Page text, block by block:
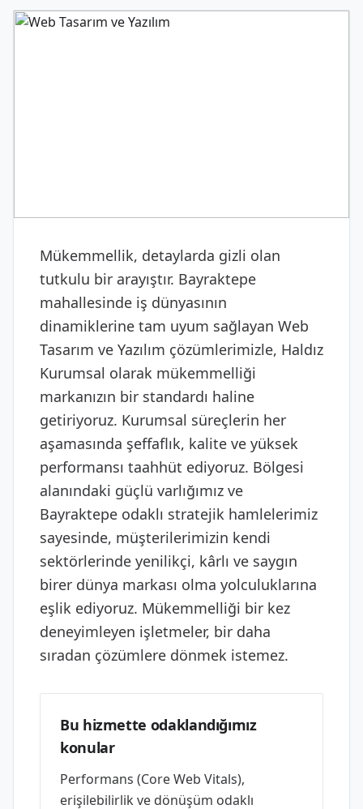
Mükemmellik, detaylarda gizli olan
tutkulu bir arayıştır. Bayraktepe
mahallesinde iş dünyasının
dinamiklerine tam uyum sağlayan Web
Tasarım ve Yazılım çözümlerimizle, Haldız
Kurumsal olarak mükemmelliği
markanızın bir standardı haline
getiriyoruz. Kurumsal süreçlerin her
aşamasında şeffaflık, kalite ve yüksek
performansı taahhüt ediyoruz. Bölgesi
alanındaki güçlü varlığımız ve
Bayraktepe odaklı stratejik hamlelerimiz
sayesinde, müşterilerimizin kendi
sektörlerinde yenilikçi, kârlı ve saygın
birer dünya markası olma yolculuklarına
eşlik ediyoruz. Mükemmelliği bir kez
deneyimleyen işletmeler, bir daha
sıradan çözümlere dönmek istemez.
Bu hizmette odaklandığımız
konular
Performans (Core Web Vitals),
erişilebilirlik ve dönüşüm odaklı